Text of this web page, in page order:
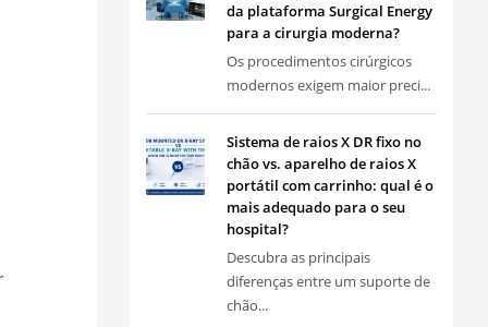
da plataforma Surgical Energy
para a cirurgia moderna?
Os procedimentos cirúrgicos
modernos exigem maior preci...
Sistema de raios X DR fixo no
chão vs. aparelho de raios X
portátil com carrinho: qual é o
mais adequado para o seu
hospital?
Descubra as principais
diferenças entre um suporte de
chão...